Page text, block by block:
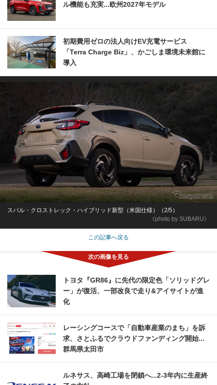
ル機能も充実...欧州2027年モデル
初期費用ゼロの法人向けEV充電サービス
「Terra Charge Biz」、かごしま環境未来館に
導入
《photo by SUBARU》
スバル・クロストレック・ハイブリッド新型（米国仕様）（2/5）
この記事へ戻る
トヨタ『GR86』に先代の限定色「ソリッドグレ
ー」が復活、一部改良で走り&アイサイトが進
化
レーシングコースで「自動車産業のまち」を訴
求、さとふるでクラウドファンディング開始...
群馬県太田市
ルネサス、高崎工場を閉鎖へ...2‐3年内に生産終